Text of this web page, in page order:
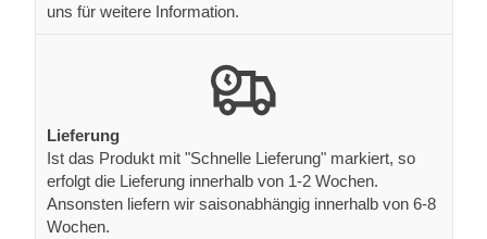
uns für weitere Information.
Lieferung
Ist das Produkt mit "Schnelle Lieferung" markiert, so
erfolgt die Lieferung innerhalb von 1-2 Wochen.
Ansonsten liefern wir saisonabhängig innerhalb von 6-8
Wochen.